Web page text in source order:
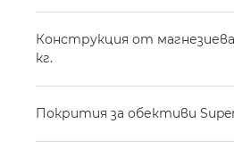
Конструкция от
кг.
Покрития за обективи